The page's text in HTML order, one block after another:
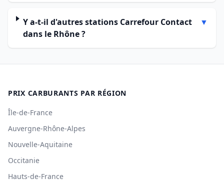
Y a-t-il d'autres stations Carrefour Contact
dans le Rhône ?
▼
PRIX CARBURANTS PAR RÉGION
Île-de-France
Auvergne-Rhône-Alpes
Nouvelle-Aquitaine
Occitanie
Hauts-de-France